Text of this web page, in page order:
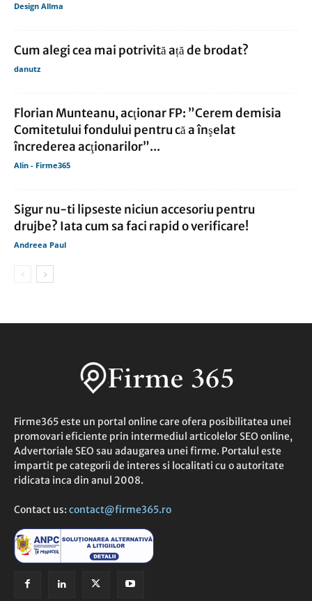
Design Allma
Cum alegi cea mai potrivită ață de brodat?
danutz
Florian Munteanu, acţionar FP: ”Cerem demisia
Comitetului fondului pentru că a înşelat
încrederea acţionarilor”...
Alin - Firme365
Sigur nu-ti lipseste niciun accesoriu pentru
drujbe? Iata cum sa faci rapid o verificare!
Andreea Paul
Firme365 este un portal online care ofera posibilitatea unei
promovari eficiente prin intermediul articolelor SEO online,
Advertoriale SEO sau adaugarea unei firme. Portalul este
impartit pe categorii de interes si localitati cu o autoritate
ridicata inca din anul 2008.
Contact us: contact@firme365.ro